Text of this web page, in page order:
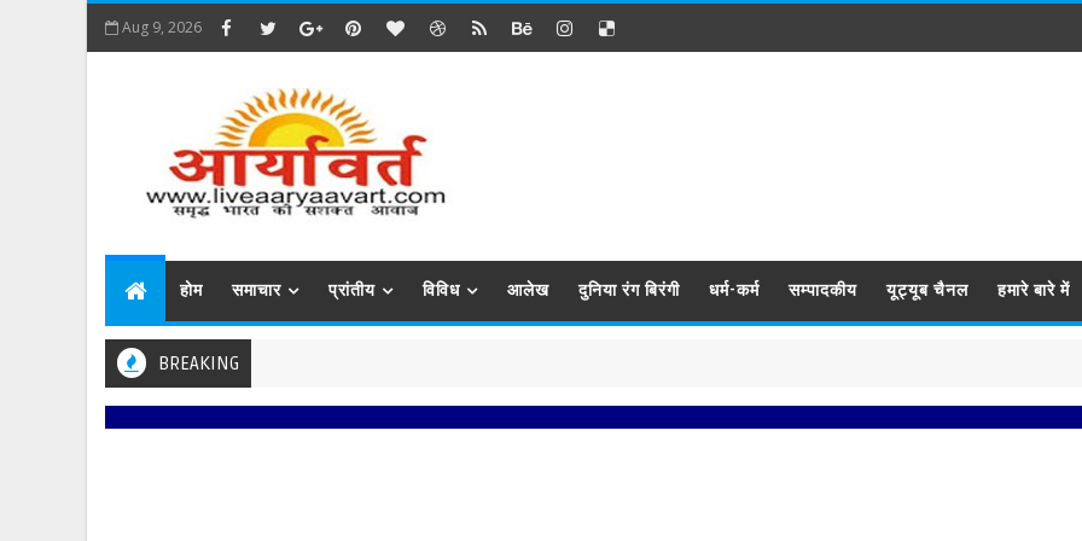
Aug 9, 2026
होम समाचार प्रांतीय विविध आलेख दुनिया रंग बिरंगी धर्म-कर्म सम्पादकीय यूट्यूब चैनल हमारे बारे में
BREAKING